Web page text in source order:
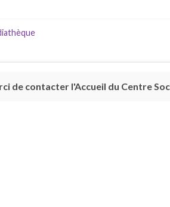
de contacter l'Accueil du Centre